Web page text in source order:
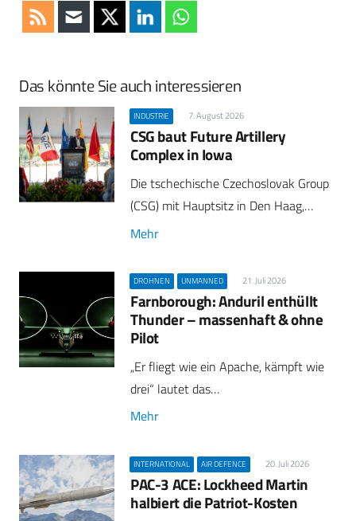
Das könnte Sie auch interessieren
INDUSTRIE 7. August 2026
CSG baut Future Artillery
Complex in Iowa
Die tschechische Czechoslovak Group
(CSG) mit Hauptsitz in Den Haag,…
Mehr
DROHNEN UNMANNED 21. Juli 2026
Farnborough: Anduril enthüllt
Thunder – massenhaft & ohne
Pilot
„Er fliegt wie ein Apache, kämpft wie
drei“ lautet das…
Mehr
INTERNATIONAL AIR DEFENCE 20. Juli 2026
PAC-3 ACE: Lockheed Martin
halbiert die Patriot-Kosten